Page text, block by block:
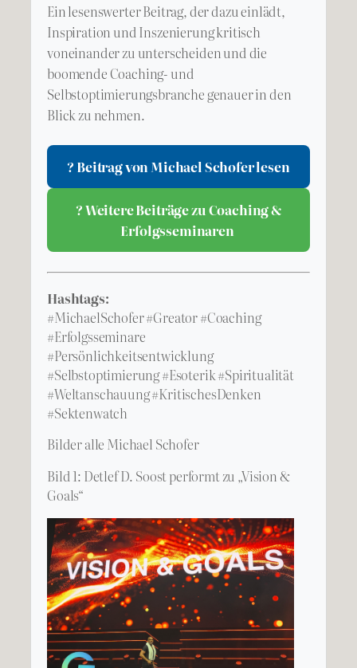
Ein lesenswerter Beitrag, der dazu einlädt,
Inspiration und Inszenierung kritisch
voneinander zu unterscheiden und die
boomende Coaching- und
Selbstoptimierungsbranche genauer in den
Blick zu nehmen.
? Beitrag von Michael Schofer lesen
? Weitere Beiträge zu Coaching &
Erfolgsseminaren
Hashtags:
#MichaelSchofer #Greator #Coaching
#Erfolgsseminare
#Persönlichkeitsentwicklung
#Selbstoptimierung #Esoterik #Spiritualität
#Weltanschauung #KritischesDenken
#Sektenwatch
Bilder alle Michael Schofer
Bild 1: Detlef D. Soost performt zu „Vision &
Goals“